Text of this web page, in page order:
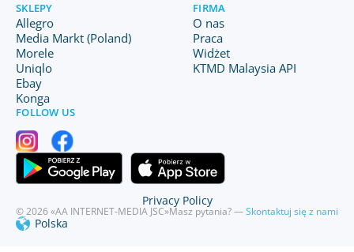
SKLEPY
Allegro
Media Markt (Poland)
Morele
Uniqlo
Ebay
Konga
FIRMA
O nas
Praca
Widżet
KTMD Malaysia API
FOLLOW US
© 2026 «AA INTERNET-MEDIA JSC»Masz pytania? —Skontaktuj się z nami
Polska
Privacy Policy